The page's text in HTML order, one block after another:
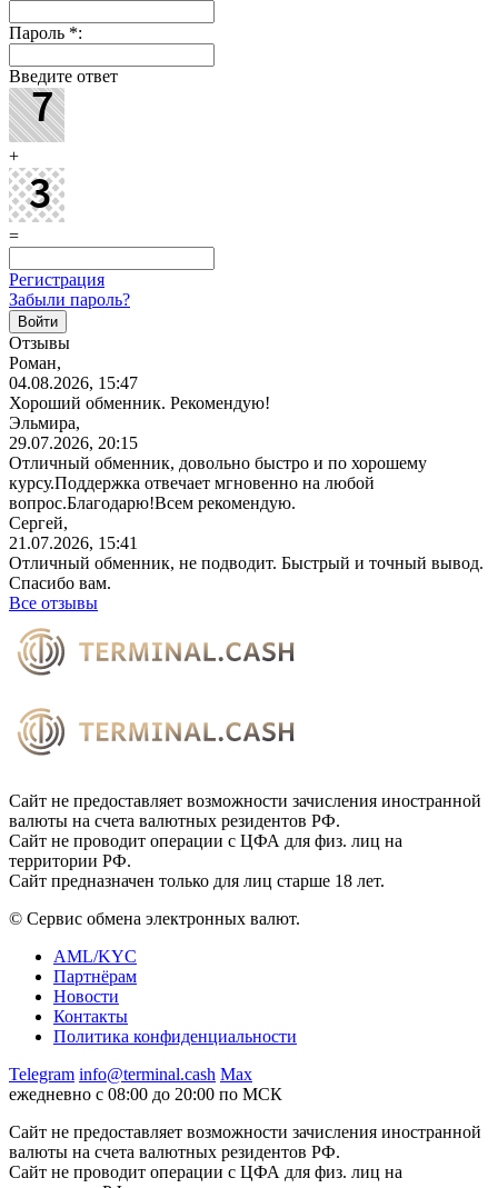
Пароль *:
Введите ответ
+
=
Регистрация
Забыли пароль?
Отзывы
Роман,
04.08.2026, 15:47
Хороший обменник. Рекомендую!
Эльмира,
29.07.2026, 20:15
Отличный обменник, довольно быстро и по хорошему
курсу.Поддержка отвечает мгновенно на любой
вопрос.Благодарю!Всем рекомендую.
Сергей,
21.07.2026, 15:41
Отличный обменник, не подводит. Быстрый и точный вывод.
Спасибо вам.
Все отзывы
Сайт не предоставляет возможности зачисления иностранной
валюты на счета валютных резидентов РФ.
Сайт не проводит операции с ЦФА для физ. лиц на
территории РФ.
Сайт предназначен только для лиц старше 18 лет.
© Сервис обмена электронных валют.
AML/KYC
Партнёрам
Новости
Контакты
Политика конфиденциальности
Telegram info@terminal.cash Max
ежедневно с 08:00 до 20:00 по МСК
Сайт не предоставляет возможности зачисления иностранной
валюты на счета валютных резидентов РФ.
Сайт не проводит операции с ЦФА для физ. лиц на